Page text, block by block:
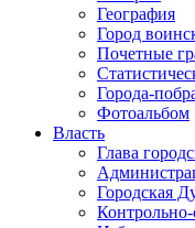
География
Город
Почетные
Города-
Фотоальбом
Власть
Глава
Городская
Контрольно-